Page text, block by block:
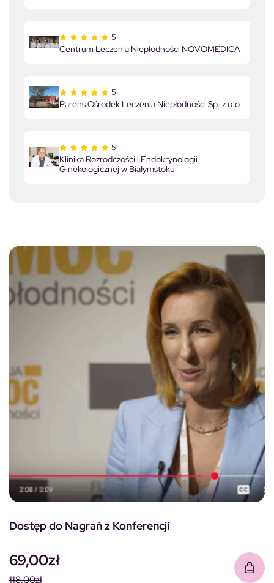
5
Centrum Leczenia Niepłodności NOVOMEDICA
5
Parens Ośrodek Leczenia Niepłodności Sp. z o.o
5
Klinika Rozrodczości i Endokrynologii
Ginekologicznej w Białymstoku
Dostęp do Nagrań z Konferencji
118,00zł
69,00zł